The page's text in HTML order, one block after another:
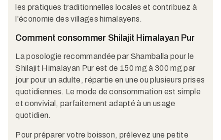
les pratiques traditionnelles locales et contribuez à
l'économie des villages himalayens.​
Comment consommer Shilajit Himalayan Pur
La posologie recommandée par Shamballa pour le
Shilajit Himalayan Pur est de 150 mg à 300 mg par
jour pour un adulte, répartie en une ou plusieurs prises
quotidiennes. Le mode de consommation est simple
et convivial, parfaitement adapté à un usage
quotidien.​
Pour préparer votre boisson, prélevez une petite